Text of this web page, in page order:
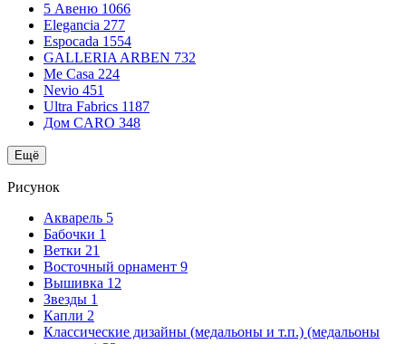
5 Авеню 1066
Elegancia 277
Espocada 1554
GALLERIA ARBEN 732
Me Casa 224
Nevio 451
Ultra Fabrics 1187
Дом CARO 348
Ещё
Рисунок
Акварель 5
Бабочки 1
Ветки 21
Восточный орнамент 9
Вышивка 12
Звезды 1
Капли 2
Классические дизайны (медальоны и т.п.) (медальоны